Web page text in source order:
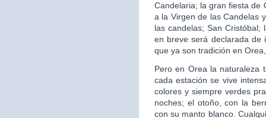
Candelaria; la gran fiesta de
a la Virgen de las Candelas
las candelas; San Cristóbal;
en breve será declarada de
que ya son tradición en
Pero en Orea la naturaleza
cada estación se vive
colores y siempre verdes
noches; el otoño, con la
con su manto blanco.